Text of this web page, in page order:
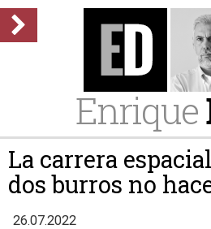
Enrique
La carrera
dos burros no
26.07.2022